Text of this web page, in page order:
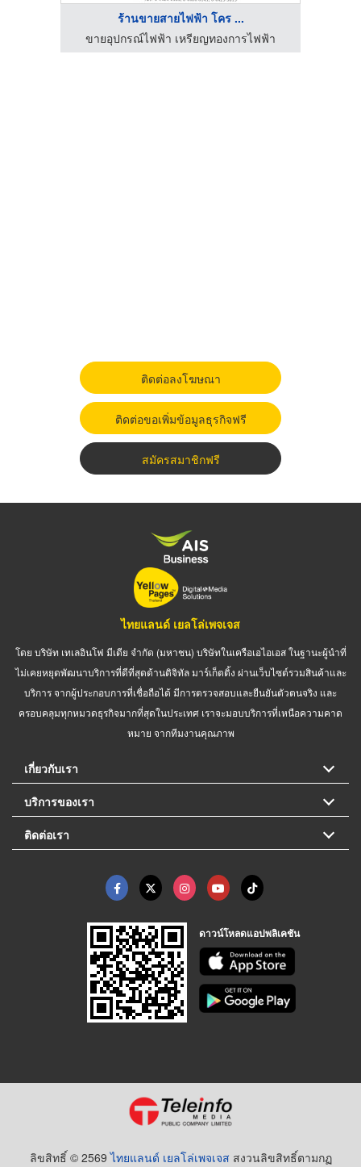
ร้านขายสายไฟฟ้า โคร ...
ขายอุปกรณ์ไฟฟ้า เหรียญทองการไฟฟ้า
ติดต่อลงโฆษณา
ติดต่อขอเพิ่มข้อมูลธุรกิจฟรี
สมัครสมาชิกฟรี
ไทยแลนด์ เยลโล่เพจเจส
โดย บริษัท เทเลอินโฟ มีเดีย จำกัด (มหาชน) บริษัทในเครือเอไอเอส ในฐานะผู้นำที่
ไม่เคยหยุดพัฒนาบริการที่ดีที่สุดด้านดิจิทัล มาร์เก็ตติ้ง ผ่านเว็บไซต์รวมสินค้าและ
บริการ จากผู้ประกอบการที่เชื่อถือได้ มีการตรวจสอบและยืนยันตัวตนจริง และ
ครอบคลุมทุกหมวดธุรกิจมากที่สุดในประเทศ เราจะมอบบริการที่เหนือความคาด
หมาย จากทีมงานคุณภาพ
เกี่ยวกับเรา
บริการของเรา
ติดต่อเรา
ดาวน์โหลดแอปพลิเคชัน
ลิขสิทธิ์ © 2569ไทยแลนด์ เยลโล่เพจเจส สงวนลิขสิทธิ์ตามกฏ